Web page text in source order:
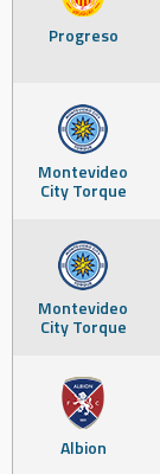
Progreso
Montevideo
City Torque
Montevideo
City Torque
Albion